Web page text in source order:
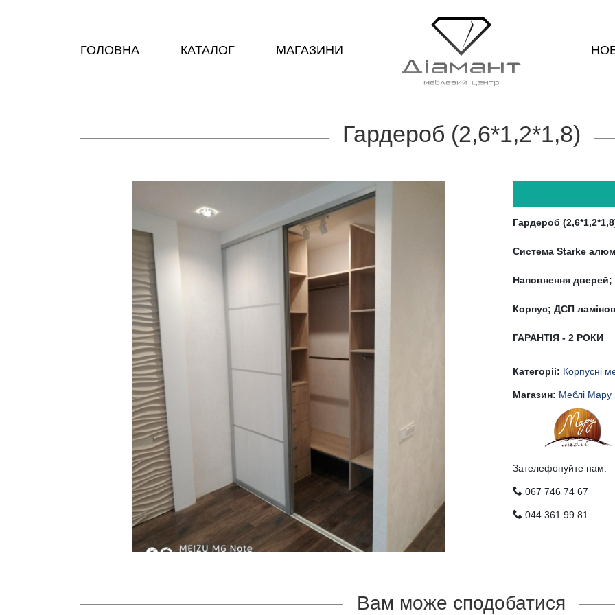
ГОЛОВНА КАТАЛОГ МАГАЗИНИ
Гардероб (2,6*1,2*1,8)
Гардероб
Система Starke
Наповнення
Корпус; ДСП
ГАРАНТІЯ - 2 РОКИ
Категоріі: Корпусні
Магазин: Меблі Мару
Зателефонуйте нам:
067 746 74 67
044 361 99 81
Вам може сподобатися